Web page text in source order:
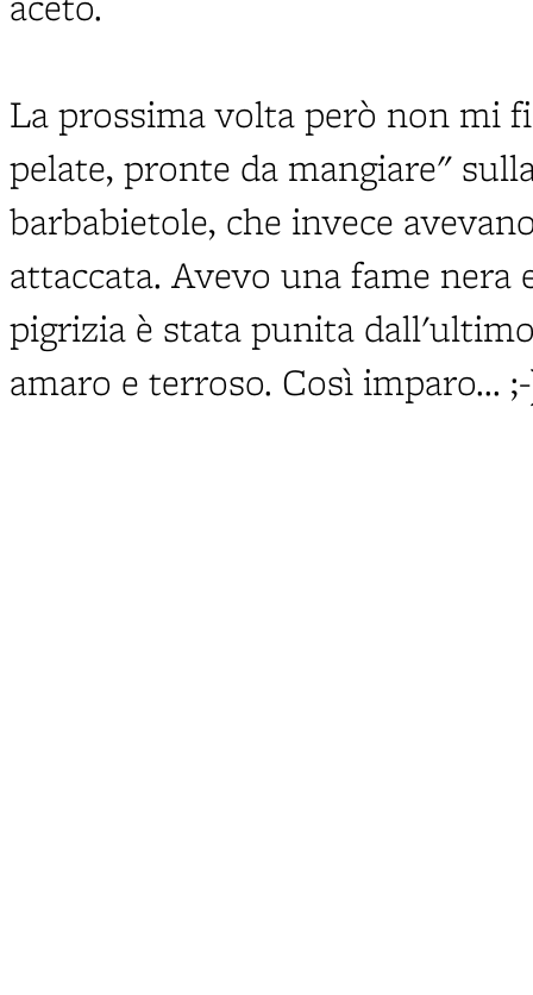
La prossima volta però non mi
pelate, pronte da mangiare"
barbabietole, che invece
attaccata. Avevo una fame
pigrizia è stata punita
amaro e terroso. Così imparo...